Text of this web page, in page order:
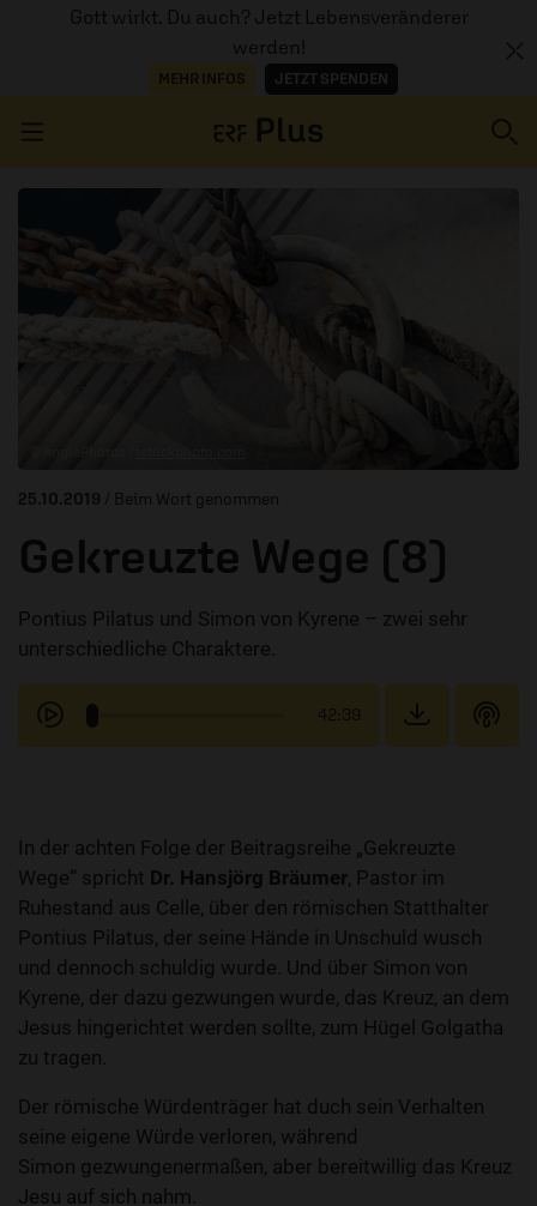
Gott wirkt. Du auch? Jetzt Lebensveränderer
werden!
MEHR INFOS JETZT SPENDEN
ERZÄHL MAL
AUDIOTHEK
25.10.2019 / Beim Wort genommen
Gekreuzte Wege (8)
Pontius Pilatus und Simon von Kyrene – zwei sehr
unterschiedliche Charaktere.
42:39
In der achten Folge der Beitragsreihe „Gekreuzte
Wege“ spricht Dr. Hansjörg Bräumer, Pastor im
Ruhestand aus Celle, über den römischen Statthalter
Pontius Pilatus, der seine Hände in Unschuld wusch
und dennoch schuldig wurde. Und über Simon von
Kyrene, der dazu gezwungen wurde, das Kreuz, an dem
Jesus hingerichtet werden sollte, zum Hügel Golgatha
zu tragen.
Der römische Würdenträger hat duch sein Verhalten
seine eigene Würde verloren, während
Simon gezwungenermaßen, aber bereitwillig das Kreuz
Jesu auf sich nahm.